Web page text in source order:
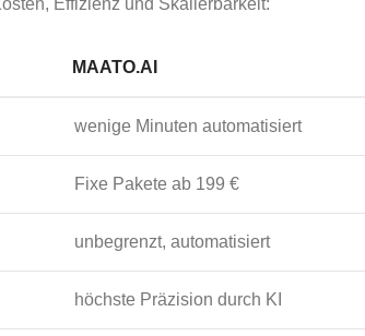
Effizienz und Skalierbarkeit:
MAATO.AI
wenige Minuten automatisiert
Fixe Pakete ab 199 €
unbegrenzt, automatisiert
höchste Präzision durch KI